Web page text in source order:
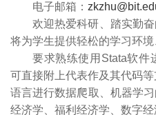
电子邮箱：
欢迎热爱科研、踏实勤
将为学生提供轻松的学习环境
要求熟练使用Stata软件
可直接附上代表作及其代码
语言进行数据爬取、机器学
经济学、福利经济学、数字经